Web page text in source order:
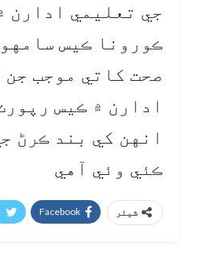
ڪورونا ڪيس
صحت کاتي موجب جن
ادارن ۾ ڪيس
انهن کي بند ڪرڻ
ڪئي وئي آهي
شیئر Facebook